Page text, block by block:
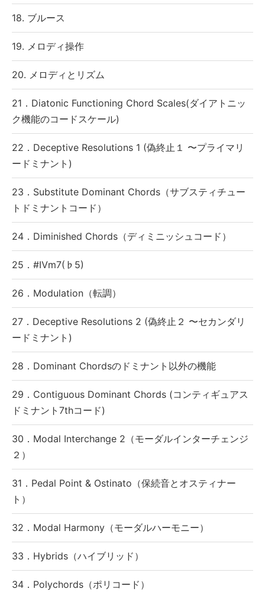
18. ブルース
19. メロディ操作
20. メロディとリズム
21．Diatonic Functioning Chord Scales(ダイアトニッ
ク機能のコードスケール)
22．Deceptive Resolutions 1 (偽終止１ 〜プライマリ
ードミナント)
23．Substitute Dominant Chords（サブスティチュー
トドミナントコード）
24．Diminished Chords（ディミニッシュコード）
25．#Ⅳm7(♭5)
26．Modulation（転調）
27．Deceptive Resolutions 2 (偽終止２ 〜セカンダリ
ードミナント)
28．Dominant Chordsのドミナント以外の機能
29．Contiguous Dominant Chords (コンティギュアス
ドミナント7thコード)
30．Modal Interchange 2（モーダルインターチェンジ
２）
31．Pedal Point & Ostinato（保続音とオスティナー
ト）
32．Modal Harmony（モーダルハーモニー）
33．Hybrids（ハイブリッド）
34．Polychords（ポリコード）